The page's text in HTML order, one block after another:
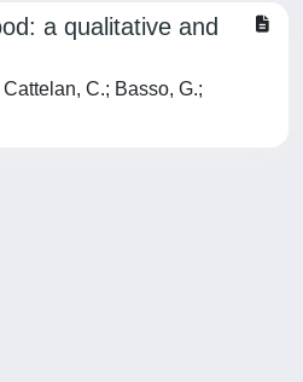
a qualitative and
C.; Basso, G.;